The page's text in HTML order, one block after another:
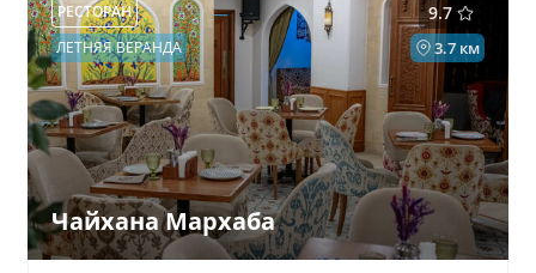
9.7
РЕСТОРАН
3.7 км
ЛЕТНЯЯ ВЕРАНДА
Чайхана Мархаба